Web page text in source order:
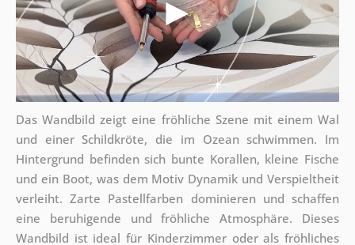
Das Wandbild zeigt eine fröhliche Szene mit einem Wal
und einer Schildkröte, die im Ozean schwimmen. Im
Hintergrund befinden sich bunte Korallen, kleine Fische
und ein Boot, was dem Motiv Dynamik und Verspieltheit
verleiht. Zarte Pastellfarben dominieren und schaffen
eine beruhigende und fröhliche Atmosphäre. Dieses
Wandbild ist ideal für Kinderzimmer oder als fröhliches